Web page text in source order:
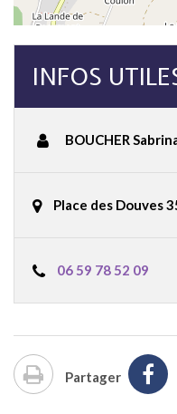
INFOS
BOUCHER
Place des Douves
06 59 78 52 09
Imprimer
Partager